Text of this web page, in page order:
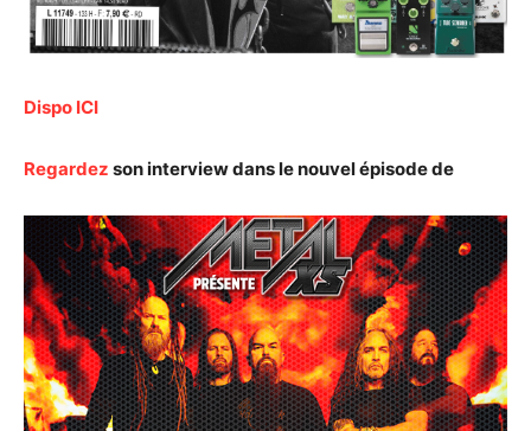
Dispo ICI
Regardez son interview dans le nouvel épisode de